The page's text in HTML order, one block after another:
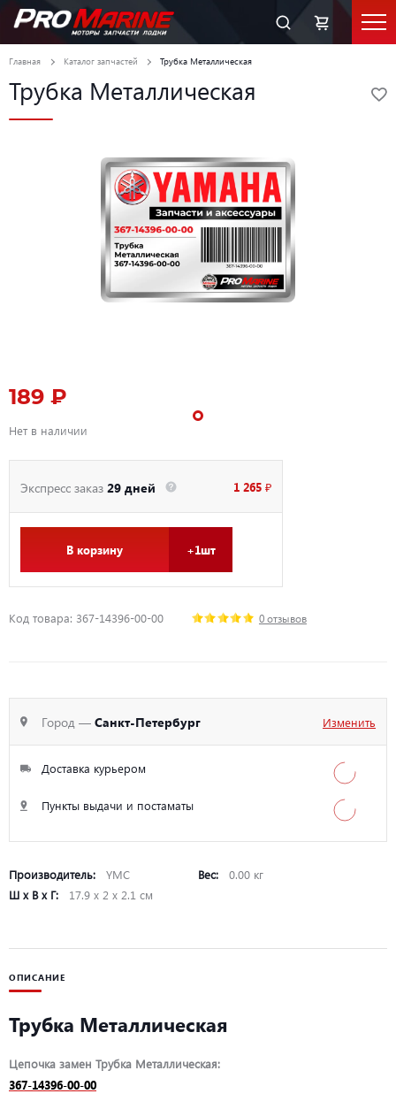
Главная Каталог запчастей Трубка Металлическая
Трубка Металлическая
189 ₽
Нет в наличии
Экспресс заказ 29 дней 1 265 ₽
В корзину +1шт
Код товара: 367-14396-00-00 0 отзывов
Город — Санкт-Петербург Изменить
Доставка курьером
Пункты выдачи и постаматы
Производитель: YMC Вес:
0.00 кг
Ш х В х Г:
17.9 х 2 х 2.1 см
ОПИСАНИЕ
Трубка Металлическая
Цепочка замен Трубка Металлическая:
367-14396-00-00